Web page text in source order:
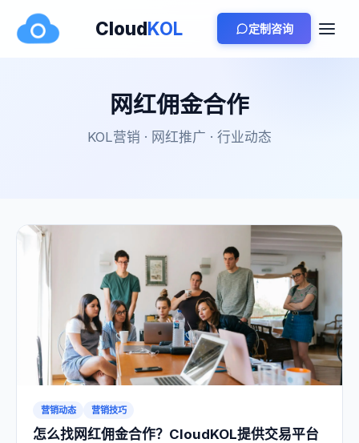
CloudKOL 定制咨询
网红佣金合作
KOL营销 · 网红推广 · 行业动态
营销动态 营销技巧
怎么找网红佣金合作？CloudKOL提供交易平台